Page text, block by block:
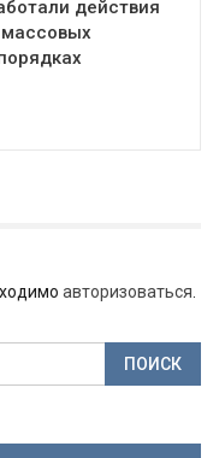
действия
авторизоваться